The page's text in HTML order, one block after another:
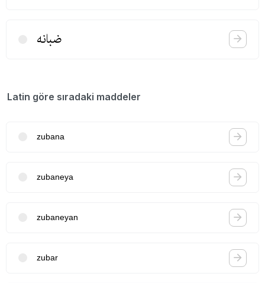
ضبانه
Latin göre sıradaki maddeler
zubana
zubaneya
zubaneyan
zubar